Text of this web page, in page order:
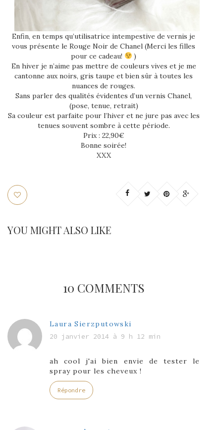
Enfin, en temps qu’utilisatrice intempestive de vernis je
vous présente le Rouge Noir de Chanel (Merci les filles
pour ce cadeau!
)
En hiver je n’aime pas mettre de couleurs vives et je me
cantonne aux noirs, gris taupe et bien sûr à toutes les
nuances de rouges.
Sans parler des qualités évidentes d’un vernis Chanel,
(pose, tenue, retrait)
Sa couleur est parfaite pour l’hiver et ne jure pas avec les
tenues souvent sombre à cette période.
Prix : 22,90€
Bonne soirée!
XXX
YOU MIGHT ALSO LIKE
10 COMMENTS
Laura Sierzputowski
20 janvier 2014 à 9 h 12 min
ah cool j'ai bien envie de tester le
spray pour les cheveux !
Répondre